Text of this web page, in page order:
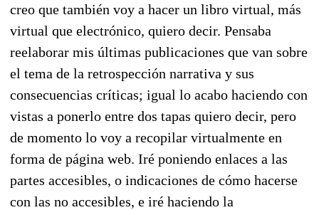
creo que también voy a hacer un libro virtual, más
virtual que electrónico, quiero decir. Pensaba
reelaborar mis últimas publicaciones que van sobre
el tema de la retrospección narrativa y sus
consecuencias críticas; igual lo acabo haciendo con
vistas a ponerlo entre dos tapas quiero decir, pero
de momento lo voy a recopilar virtualmente en
forma de página web. Iré poniendo enlaces a las
partes accesibles, o indicaciones de cómo hacerse
con las no accesibles, e iré haciendo la